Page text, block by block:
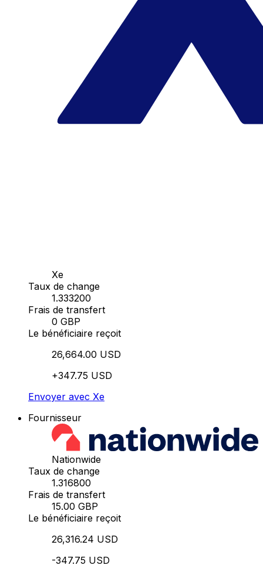
Xe
Taux de change
1.333200
Frais de transfert
0 GBP
Le bénéficiaire reçoit
26,664.00 USD
+347.75 USD
Envoyer avec Xe
Fournisseur
Nationwide
Taux de change
1.316800
Frais de transfert
15.00 GBP
Le bénéficiaire reçoit
26,316.24 USD
-347.75 USD